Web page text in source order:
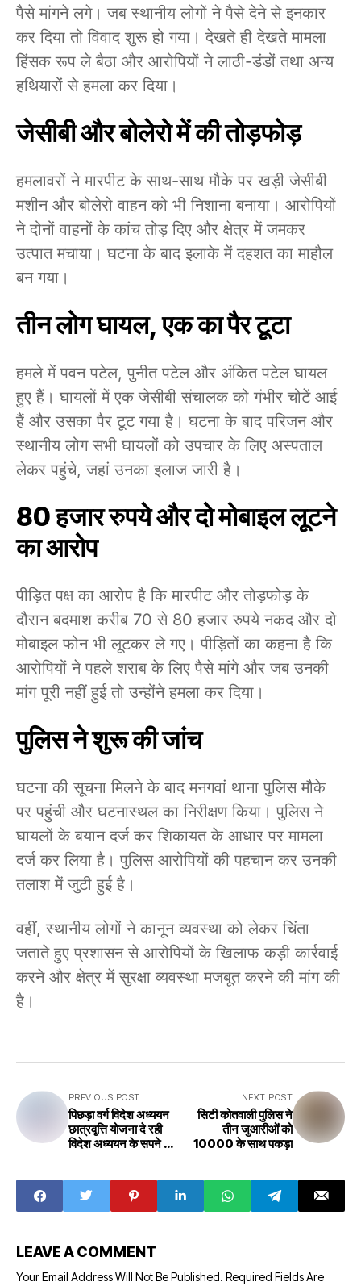
पैसे मांगने लगे। जब स्थानीय लोगों ने पैसे देने से इनकार
कर दिया तो विवाद शुरू हो गया। देखते ही देखते मामला
हिंसक रूप ले बैठा और आरोपियों ने लाठी-डंडों तथा अन्य
हथियारों से हमला कर दिया।
जेसीबी और बोलेरो में की तोड़फोड़
हमलावरों ने मारपीट के साथ-साथ मौके पर खड़ी जेसीबी
मशीन और बोलेरो वाहन को भी निशाना बनाया। आरोपियों
ने दोनों वाहनों के कांच तोड़ दिए और क्षेत्र में जमकर
उत्पात मचाया। घटना के बाद इलाके में दहशत का माहौल
बन गया।
तीन लोग घायल, एक का पैर टूटा
हमले में पवन पटेल, पुनीत पटेल और अंकित पटेल घायल
हुए हैं। घायलों में एक जेसीबी संचालक को गंभीर चोटें आई
हैं और उसका पैर टूट गया है। घटना के बाद परिजन और
स्थानीय लोग सभी घायलों को उपचार के लिए अस्पताल
लेकर पहुंचे, जहां उनका इलाज जारी है।
80 हजार रुपये और दो मोबाइल लूटने
का आरोप
पीड़ित पक्ष का आरोप है कि मारपीट और तोड़फोड़ के
दौरान बदमाश करीब 70 से 80 हजार रुपये नकद और दो
मोबाइल फोन भी लूटकर ले गए। पीड़ितों का कहना है कि
आरोपियों ने पहले शराब के लिए पैसे मांगे और जब उनकी
मांग पूरी नहीं हुई तो उन्होंने हमला कर दिया।
पुलिस ने शुरू की जांच
घटना की सूचना मिलने के बाद मनगवां थाना पुलिस मौके
पर पहुंची और घटनास्थल का निरीक्षण किया। पुलिस ने
घायलों के बयान दर्ज कर शिकायत के आधार पर मामला
दर्ज कर लिया है। पुलिस आरोपियों की पहचान कर उनकी
तलाश में जुटी हुई है।
वहीं, स्थानीय लोगों ने कानून व्यवस्था को लेकर चिंता
जताते हुए प्रशासन से आरोपियों के खिलाफ कड़ी कार्रवाई
करने और क्षेत्र में सुरक्षा व्यवस्था मजबूत करने की मांग की
है।
PREVIOUS POST
पिछड़ा वर्ग विदेश अध्ययन
छात्रवृत्ति योजना दे रही
विदेश अध्ययन के सपने को
NEXT POST
सिटी कोतवाली पुलिस ने
तीन जुआरीओं को
10000 के साथ पकड़ा
LEAVE A COMMENT
Your Email Address Will Not Be Published. Required Fields Are